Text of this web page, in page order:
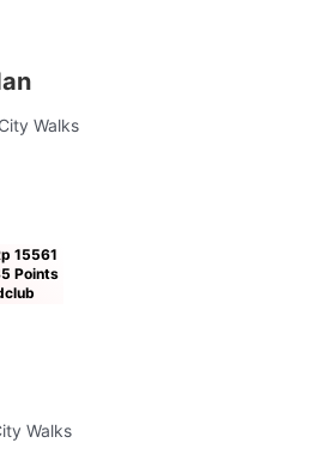
Walks
15561
Points
Walks